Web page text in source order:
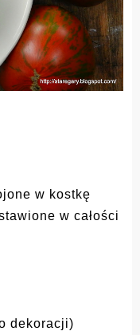
w kostkę
w całości
dekoracji)